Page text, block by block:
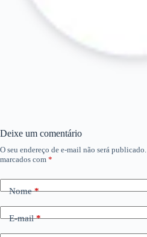
Deixe um comentário
O seu endereço de e-mail não será publicado.
marcados com *
Nome*
E-mail*